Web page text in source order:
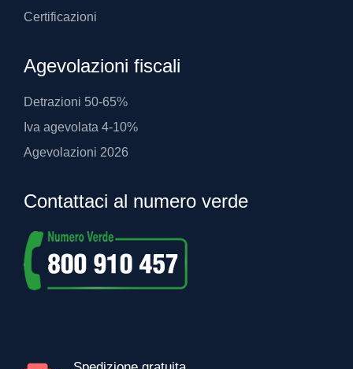
Certificazioni
Agevolazioni fiscali
Detrazioni 50-65%
Iva agevolata 4-10%
Agevolazioni 2026
Contattaci al numero verde